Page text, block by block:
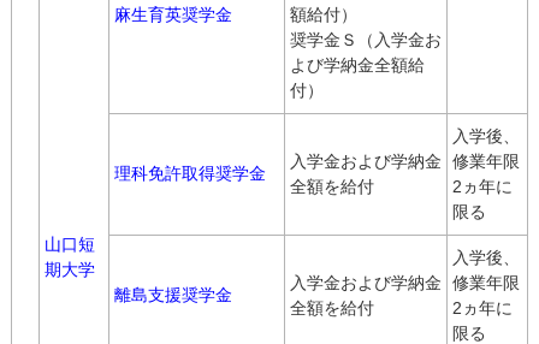
山口短
期大学
麻生育英奨学金
額給付）
奨学金Ｓ（入学金お
よび学納金全額給
付）
理科免許取得奨学金
入学金および学納金
全額を給付
入学後、
修業年限
2ヵ年に
限る
離島支援奨学金
入学金および学納金
全額を給付
入学後、
修業年限
2ヵ年に
限る